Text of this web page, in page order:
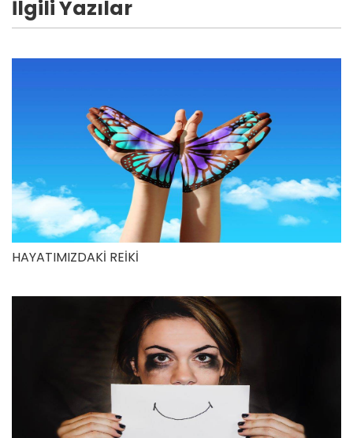
İlgili Yazılar
HAYATIMIZDAKİ REİKİ